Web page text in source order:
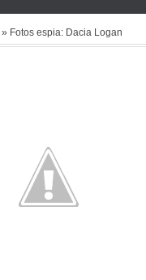
» Fotos espia: Dacia Logan